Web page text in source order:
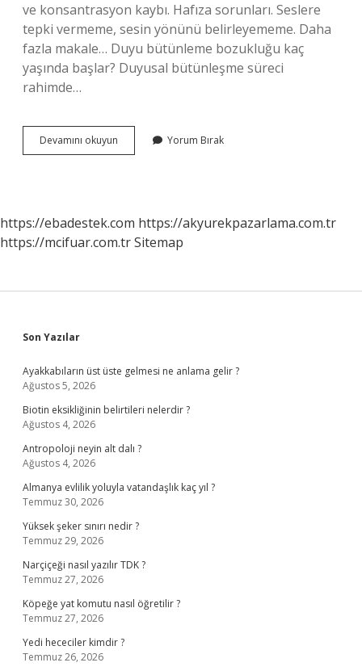
ve konsantrasyon kaybı. Hafıza sorunları. Seslere
tepki vermeme, sesin yönünü belirleyememe. Daha
fazla makale… Duyu bütünleme bozukluğu kaç
yaşında başlar? Duyusal bütünleşme süreci
rahimde…
Devamını okuyun Duyusal
Ayrım
Yorum Bırak
https://ebadestek.com https://akyurekpazarlama.com.tr
https://mcifuar.com.trSitemap
Sidebar
Son Yazılar
Ayakkabıların üst üste gelmesi ne anlama gelir ?
Ağustos 5, 2026
Biotin eksikliğinin belirtileri nelerdir ?
Ağustos 4, 2026
Antropoloji neyin alt dalı ?
Ağustos 4, 2026
Almanya evlilik yoluyla vatandaşlık kaç yıl ?
Temmuz 30, 2026
Yüksek şeker sınırı nedir ?
Temmuz 29, 2026
Narçiçeği nasıl yazılır TDK ?
Temmuz 27, 2026
Köpeğe yat komutu nasıl öğretilir ?
Temmuz 27, 2026
Yedi hececiler kimdir ?
Temmuz 26, 2026